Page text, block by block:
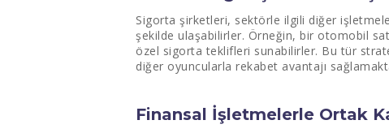
Sigorta şirketleri, sektörle ilgili diğer
şekilde ulaşabilirler. Örneğin, bir otomobil
özel sigorta teklifleri sunabilirler. Bu tür
diğer oyuncularla rekabet avantajı
Finansal İşletmelerle Ortak